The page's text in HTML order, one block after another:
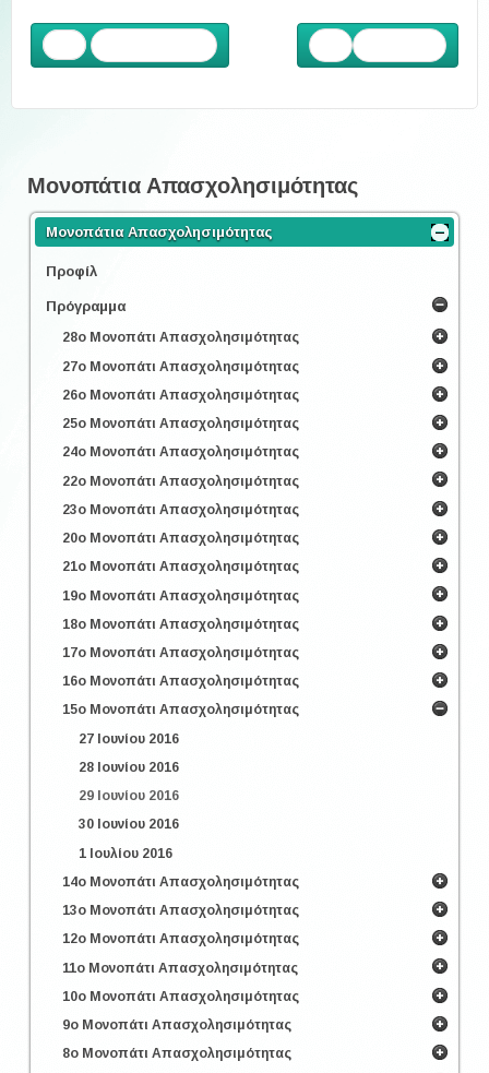
Μονοπάτια Απασχολησιμότητας
Μονοπάτια Απασχολησιμότητας
Προφίλ
Πρόγραμμα
28ο Μονοπάτι Απασχολησιμότητας
27ο Μονοπάτι Απασχολησιμότητας
26ο Μονοπάτι Απασχολησιμότητας
25ο Μονοπάτι Απασχολησιμότητας
24ο Μονοπάτι Απασχολησιμότητας
22ο Μονοπάτι Απασχολησιμότητας
23ο Μονοπάτι Απασχολησιμότητας
20ο Μονοπάτι Απασχολησιμότητας
21ο Μονοπάτι Απασχολησιμότητας
19ο Μονοπάτι Απασχολησιμότητας
18ο Μονοπάτι Απασχολησιμότητας
17ο Μονοπάτι Απασχολησιμότητας
16ο Μονοπάτι Απασχολησιμότητας
15ο Μονοπάτι Απασχολησιμότητας
27 Ιουνίου 2016
28 Ιουνίου 2016
29 Ιουνίου 2016
30 Ιουνίου 2016
1 Ιουλίου 2016
14ο Μονοπάτι Απασχολησιμότητας
13ο Μονοπάτι Απασχολησιμότητας
12ο Μονοπάτι Απασχολησιμότητας
11ο Μονοπάτι Απασχολησιμότητας
10ο Μονοπάτι Απασχολησιμότητας
9ο Μονοπάτι Απασχολησιμότητας
8ο Μονοπάτι Απασχολησιμότητας